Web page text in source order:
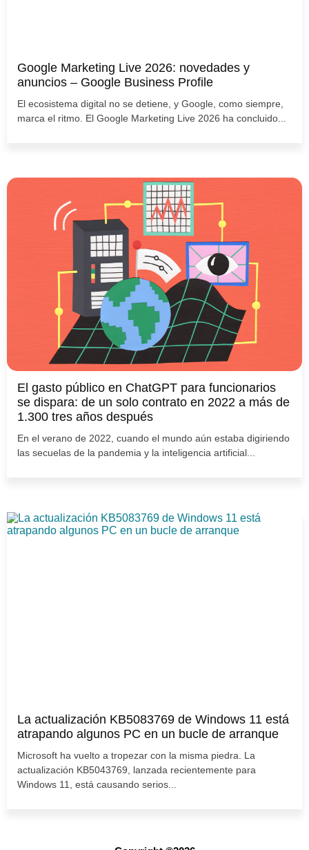
Google Marketing Live 2026: novedades y
anuncios – Google Business Profile
El ecosistema digital no se detiene, y Google, como siempre,
marca el ritmo. El Google Marketing Live 2026 ha concluido...
El gasto público en ChatGPT para funcionarios
se dispara: de un solo contrato en 2022 a más de
1.300 tres años después
En el verano de 2022, cuando el mundo aún estaba digiriendo
las secuelas de la pandemia y la inteligencia artificial...
La actualización KB5083769 de Windows 11 está
atrapando algunos PC en un bucle de arranque
Microsoft ha vuelto a tropezar con la misma piedra. La
actualización KB5043769, lanzada recientemente para
Windows 11, está causando serios...